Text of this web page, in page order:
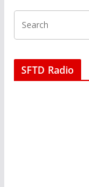
SFTD Radio